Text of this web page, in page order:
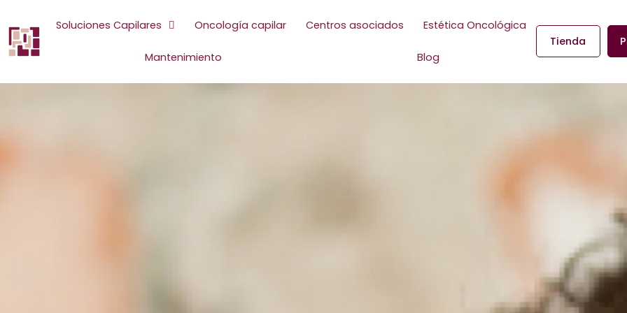
al
contenido
Soluciones Capilares Oncología capilar Centros asociados Estética Oncológica
Mantenimiento Blog
Tienda